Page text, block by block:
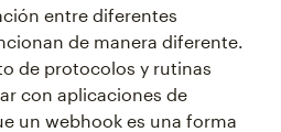
entre diferentes
de manera diferente.
de protocolos y rutinas
con aplicaciones de
un webhook es una forma